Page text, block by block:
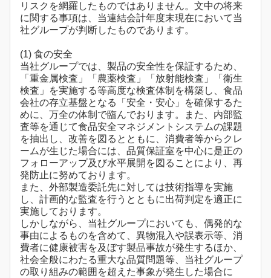
リスクを網羅したものではありません。文中の将来
に関する事項は、当連結会計年度末現在において当
社グループが判断したものであります。
(1) 食の安全
当社グループでは、製品の安全性を保証するため、
「重金属検査」「農薬検査」「放射能検査」「衛生
検査」を実施する等高度な検査体制を構築し、食品
会社の存立基盤となる「安全・安心」を確保するた
めに、万全の体制で臨んでおります。また、内部監
査等を通じて食品安全マネジメントシステムの課題
を抽出し、改善を図るとともに、消費者等からクレ
ームが生じた場合には、品質保証室を中心に是正の
フォローアップ及び水平展開を図ることにより、再
発防止に努めております。
また、外部製造委託先に対しては技術指導を実施
し、計画的な監査を行うとともに出荷判定を適正に
実施しております。
しかしながら、当社グループにおいても、偶発的な
事由によるものを含めて、異物混入や誤表示等、消
費者に健康被害を及ぼす製品事故が発生するほか、
社会全般にわたる重大な品質問題等、当社グループ
の取り組みの範囲を超えた事象が発生した場合に